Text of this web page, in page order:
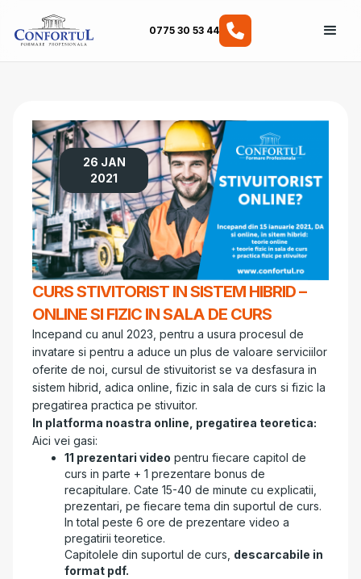
0775 30 53 44
26 JAN
2021
CURS STIVITORIST IN SISTEM HIBRID –
ONLINE SI FIZIC IN SALA DE CURS
Incepand cu anul 2023, pentru a usura procesul de
invatare si pentru a aduce un plus de valoare serviciilor
oferite de noi, cursul de stivuitorist se va desfasura in
sistem hibrid, adica online, fizic in sala de curs si fizic la
pregatirea practica pe stivuitor.
In platforma noastra online, pregatirea teoretica:
Aici vei gasi:
11 prezentari video pentru fiecare capitol de
curs in parte + 1 prezentare bonus de
recapitulare. Cate 15-40 de minute cu explicatii,
prezentari, pe fiecare tema din suportul de curs.
In total peste 6 ore de prezentare video a
pregatirii teoretice.
Capitolele din suportul de curs, descarcabile in
format pdf.